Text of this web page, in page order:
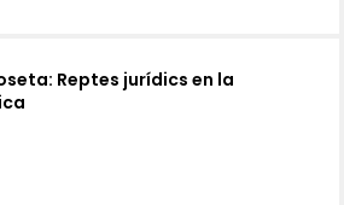
Reptes jurídics en la